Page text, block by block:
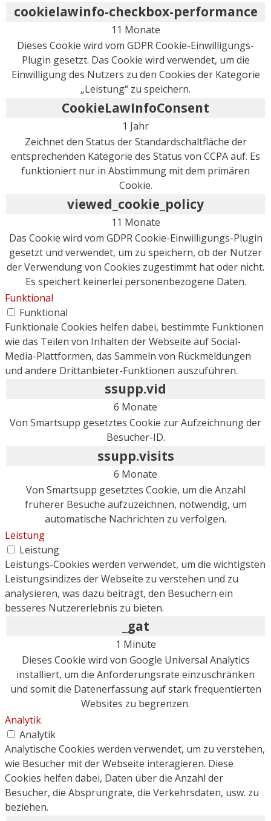
cookielawinfo-checkbox-performance
11 Monate
Dieses Cookie wird vom GDPR Cookie-Einwilligungs-
Plugin gesetzt. Das Cookie wird verwendet, um die
Einwilligung des Nutzers zu den Cookies der Kategorie
„Leistung“ zu speichern.
CookieLawInfoConsent
1 Jahr
Zeichnet den Status der Standardschaltfläche der
entsprechenden Kategorie des Status von CCPA auf. Es
funktioniert nur in Abstimmung mit dem primären
Cookie.
viewed_cookie_policy
11 Monate
Das Cookie wird vom GDPR Cookie-Einwilligungs-Plugin
gesetzt und verwendet, um zu speichern, ob der Nutzer
der Verwendung von Cookies zugestimmt hat oder nicht.
Es speichert keinerlei personenbezogene Daten.
Funktional
Funktional
Funktionale Cookies helfen dabei, bestimmte Funktionen
wie das Teilen von Inhalten der Webseite auf Social-
Media-Plattformen, das Sammeln von Rückmeldungen
und andere Drittanbieter-Funktionen auszuführen.
ssupp.vid
6 Monate
Von Smartsupp gesetztes Cookie zur Aufzeichnung der
Besucher-ID.
ssupp.visits
6 Monate
Von Smartsupp gesetztes Cookie, um die Anzahl
früherer Besuche aufzuzeichnen, notwendig, um
automatische Nachrichten zu verfolgen.
Leistung
Leistung
Leistungs-Cookies werden verwendet, um die wichtigsten
Leistungsindizes der Webseite zu verstehen und zu
analysieren, was dazu beiträgt, den Besuchern ein
besseres Nutzererlebnis zu bieten.
_gat
1 Minute
Dieses Cookie wird von Google Universal Analytics
installiert, um die Anforderungsrate einzuschränken
und somit die Datenerfassung auf stark frequentierten
Websites zu begrenzen.
Analytik
Analytik
Analytische Cookies werden verwendet, um zu verstehen,
wie Besucher mit der Webseite interagieren. Diese
Cookies helfen dabei, Daten über die Anzahl der
Besucher, die Absprungrate, die Verkehrsdaten, usw. zu
beziehen.